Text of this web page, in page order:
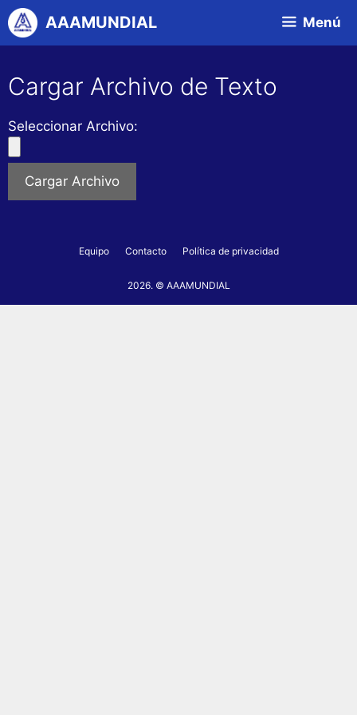
Saltar
al
contenido
AAAMUNDIAL Menú
Cargar Archivo de Texto
Seleccionar Archivo:
Equipo Contacto Política de privacidad
2026. © AAAMUNDIAL